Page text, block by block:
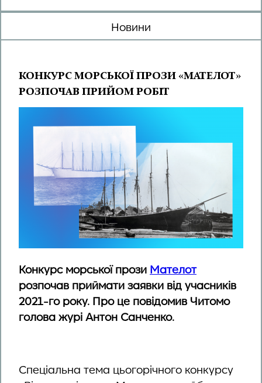
Новини
КОНКУРС МОРСЬКОЇ ПРОЗИ «МАТЕЛОТ»
РОЗПОЧАВ ПРИЙОМ РОБІТ
Конкурс морської прози Мателот
розпочав приймати заявки від учасників
2021-го року. Про це повідомив Читомо
голова журі Антон Санченко.
Спеціальна тема цьогорічного конкурсу